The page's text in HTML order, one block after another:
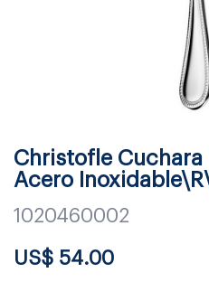
Christofle Cuchara
Acero
1020460002
US$ 54.00